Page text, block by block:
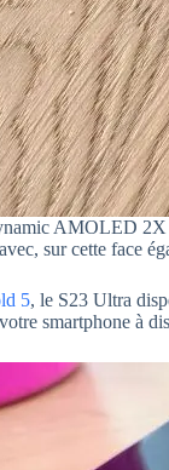
AMOLED
sur cette face
5, le S23 Ultra
smartphone à